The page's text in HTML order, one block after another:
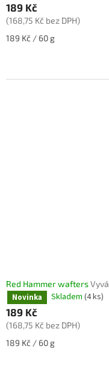
189 Kč
(168,75 Kč bez DPH)
Měrná
189 Kč / 60 g
Red Hammer wafters
Novinka Skladem (4 ks)
189 Kč
(168,75 Kč bez DPH)
Měrná
189 Kč / 60 g